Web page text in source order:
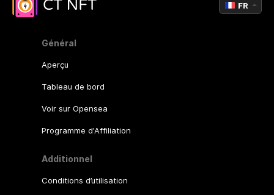
Général
Aperçu
Tableau de bord
Voir sur Opensea
Programme d'Affiliation
Additionnel
Conditions d’utilisation
FR